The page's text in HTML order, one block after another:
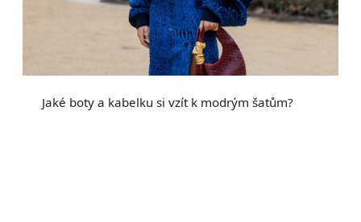
Jaké boty a kabelku si vzít k modrým šatům?